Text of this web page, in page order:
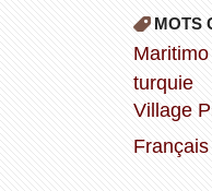
MOTS
Maritimo
turquie
Village
Français